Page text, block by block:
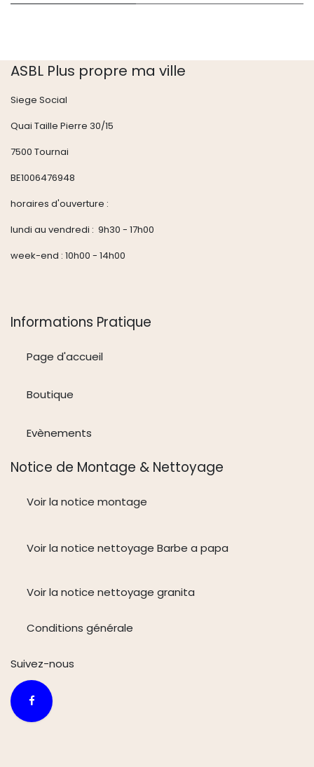
ASBL Plus propre ma ville
Siege Social
Quai Taille Pierre 30/15
7500 Tournai
BE1006476948
horaires d'ouverture :
lundi au vendredi : 9h30 - 17h00
week-end : 10h00 - 14h00
Informations Pratique
Page d'accueil
Boutique
Evènements
Notice de Montage & Nettoyage
Voir la notice montage
Voir la notice nettoyage Barbe a papa
Voir la notice nettoyage granita
Conditions générale
Suivez-nous